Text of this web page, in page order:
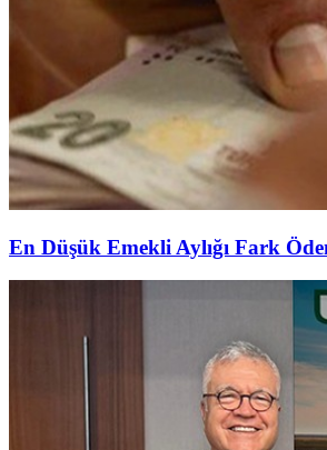
En Düşük Emekli Aylığı Fark